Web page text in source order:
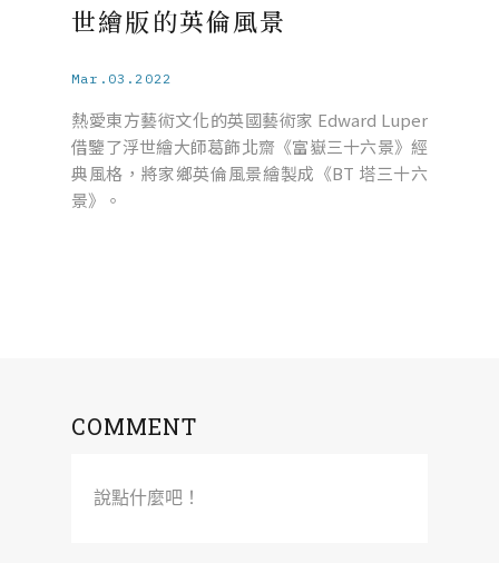
世繪版的英倫風景
Mar.03.2022
熱愛東方藝術文化的英國藝術家 Edward Luper
借鑒了浮世繪大師葛飾北齋《富嶽三十六景》經
典風格，將家鄉英倫風景繪製成《BT 塔三十六
景》。
COMMENT
說點什麼吧！